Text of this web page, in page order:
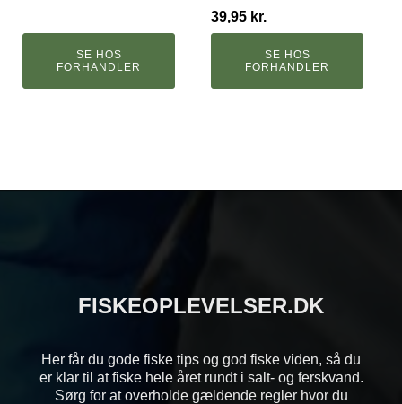
SE HOS
FORHANDLER
39,95 kr.
SE HOS
FORHANDLER
FISKEOPLEVELSER.DK
Her får du gode fiske tips og god fiske viden, så du
er klar til at fiske hele året rundt i salt- og ferskvand.
Sørg for at overholde gældende regler hvor du